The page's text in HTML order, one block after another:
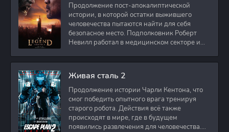
Продолжение пост-апокалиптической
истории, в которой остатки выжившего
человечества пытаются найти для себя
безопасное место. Подполковник Роберт
Невилл работал в медицинском секторе и
Живая сталь 2
Продолжение истории Чарли Кентона, что
смог победить опытного врага тренируя
старого робота. Действия всё также
происходят в мире, где в будущем
появились развлечения для человечества.